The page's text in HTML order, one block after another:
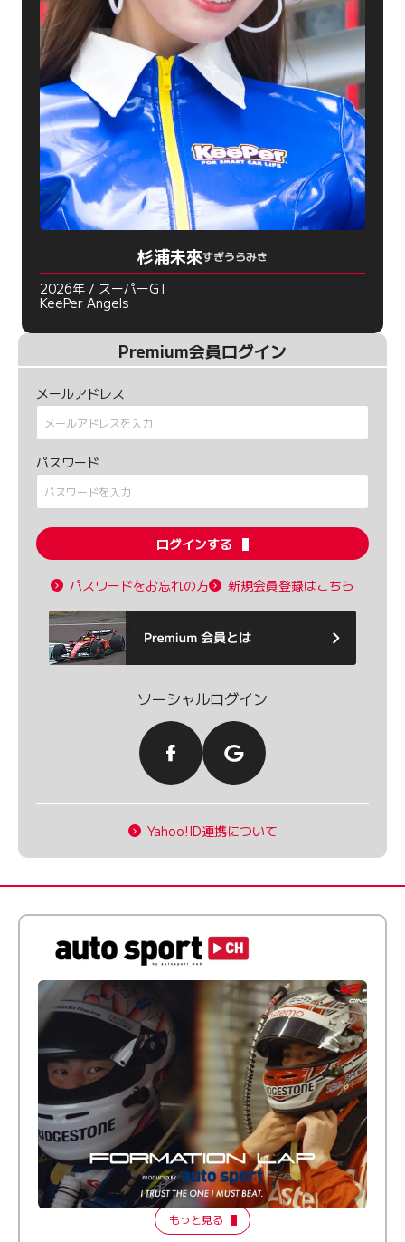
杉浦未來すぎうらみき
2026年 / スーパーGT
KeePer Angels
Premium会員ログイン
メールアドレス
パスワード
ログインする
パスワードをお忘れの方 新規会員登録はこちら
ソーシャルログイン
Yahoo!ID連携について
倒す相手を、信じてる。小林利徠斗 × 野村勇斗
【FORMATION LAP Produced by auto sport】
2026 Episode 2
もっと見る